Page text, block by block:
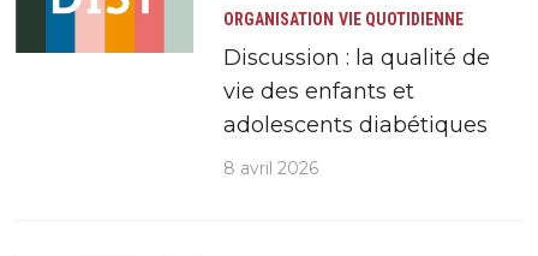
ORGANISATION VIE QUOTIDIENNE
Discussion : la qualité de
vie des enfants et
adolescents diabétiques
8 avril 2026